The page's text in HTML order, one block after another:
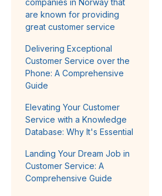
companies in Norway that
are known for providing
great customer service
Delivering Exceptional
Customer Service over the
Phone: A Comprehensive
Guide
Elevating Your Customer
Service with a Knowledge
Database: Why It's Essential
Landing Your Dream Job in
Customer Service: A
Comprehensive Guide